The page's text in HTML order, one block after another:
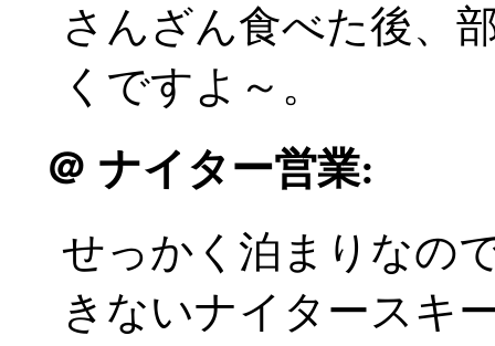
さんざん食べた後、
くですよ～。
＠ ナイター営業:
せっかく泊まりなの
きないナイタースキ